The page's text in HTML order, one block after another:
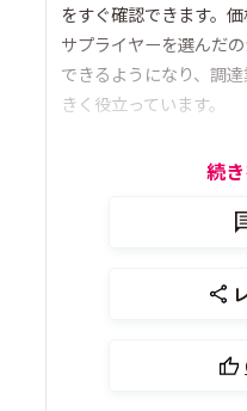
をすぐ確認できます。
サプライヤーを選んだ
できるようになり、調
きく役立っています。
続